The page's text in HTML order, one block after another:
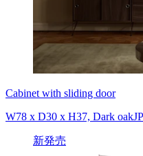
Cabinet with sliding door
W78 x D30 x H37, Dark oak
新発売